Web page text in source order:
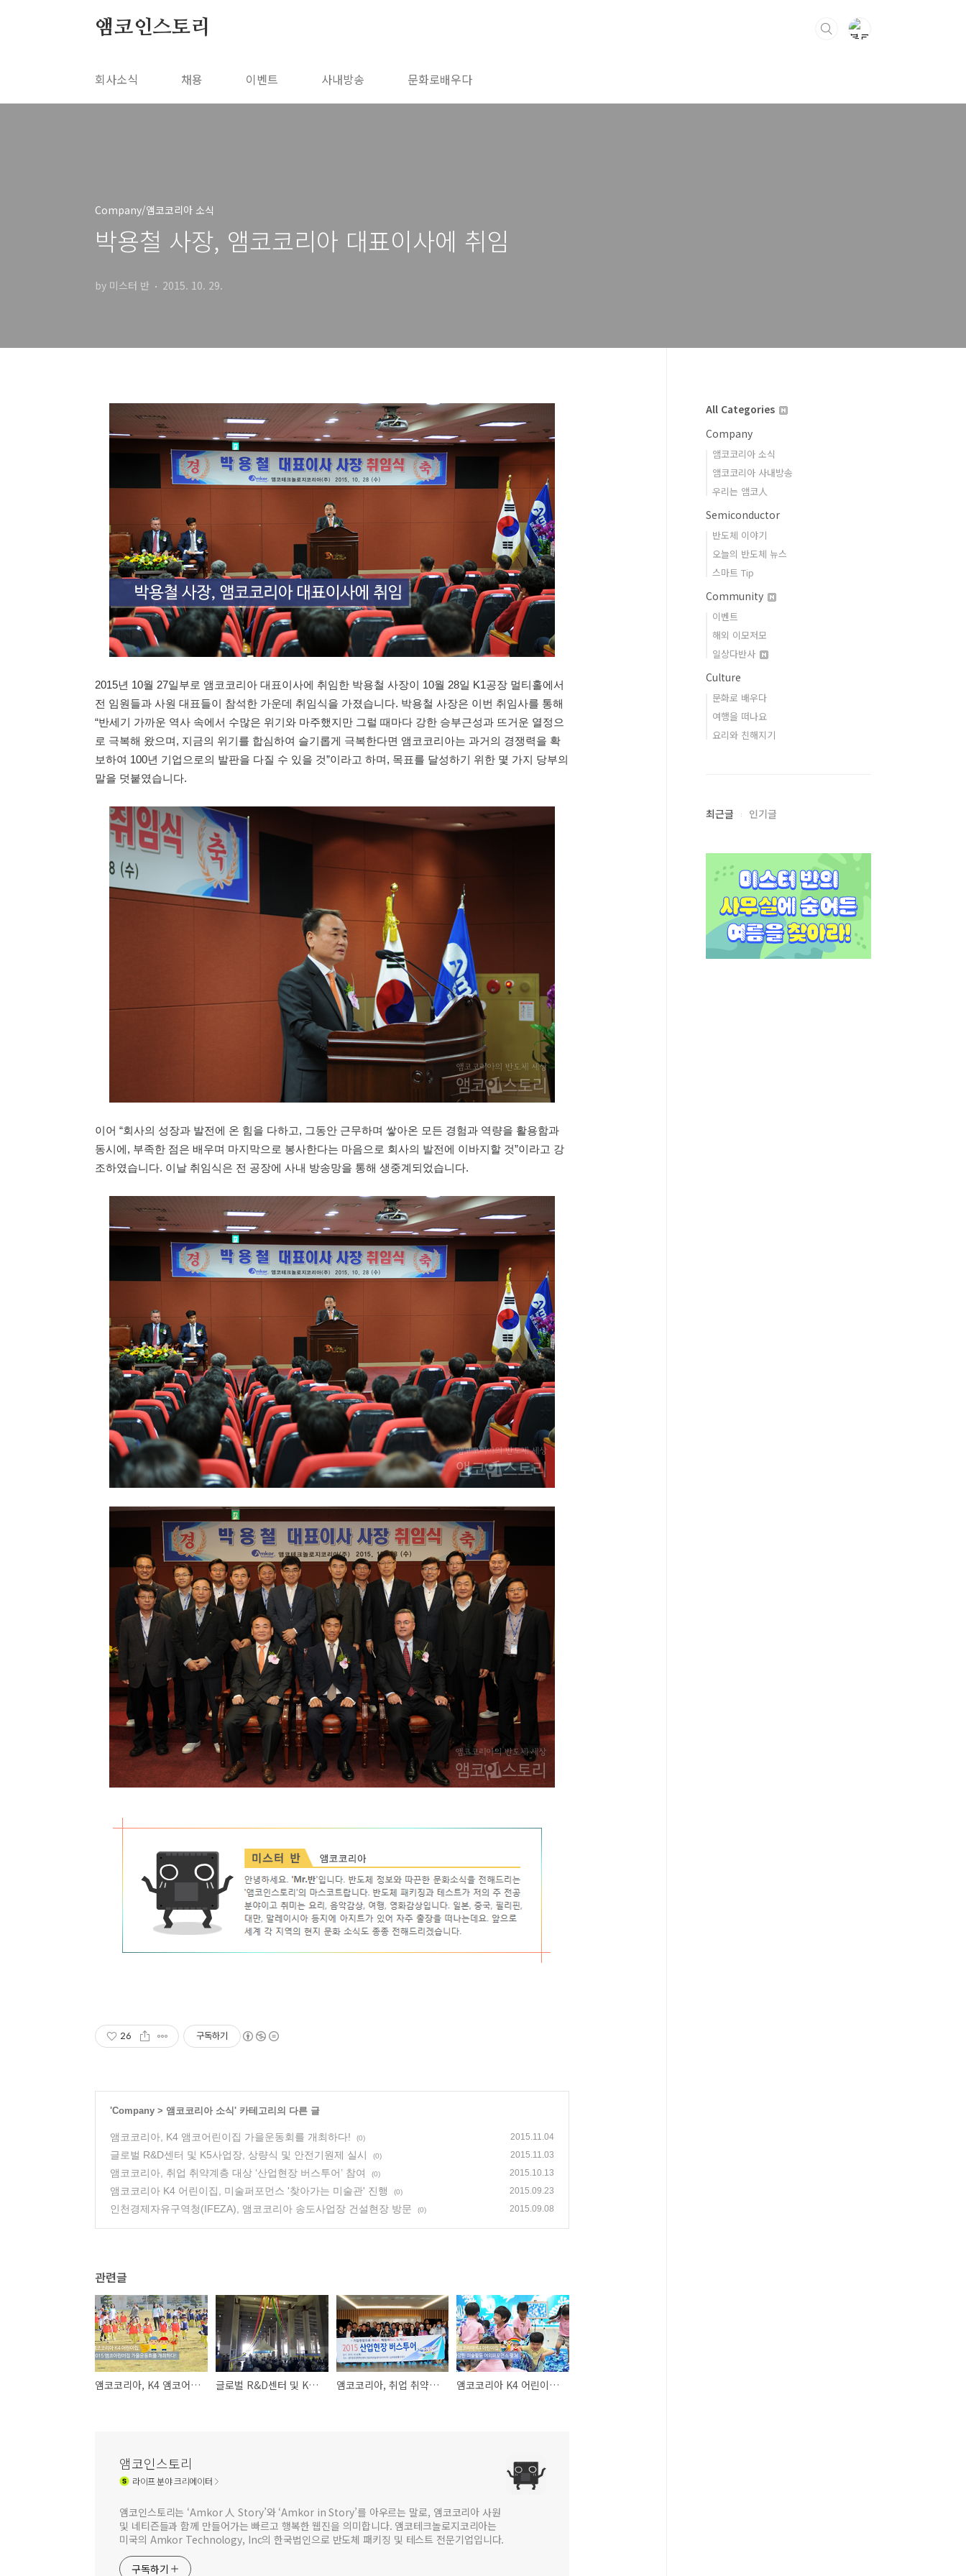
앰코인스토리
회사소식 채용 이벤트 사내방송 문화로배우다
Company/앰코코리아 소식
박용철 사장, 앰코코리아 대표이사에 취임
by 미스터 반 2015. 10. 29.
2015년 10월 27일부로 앰코코리아 대표이사에 취임한 박용철 사장이 10월 28일 K1공장 멀티홀에서
전 임원들과 사원 대표들이 참석한 가운데 취임식을 가졌습니다. 박용철 사장은 이번 취임사를 통해
“반세기 가까운 역사 속에서 수많은 위기와 마주했지만 그럴 때마다 강한 승부근성과 뜨거운 열정으
로 극복해 왔으며, 지금의 위기를 합심하여 슬기롭게 극복한다면 앰코코리아는 과거의 경쟁력을 확
보하여 100년 기업으로의 발판을 다질 수 있을 것”이라고 하며, 목표를 달성하기 위한 몇 가지 당부의
말을 덧붙였습니다.
이어 “회사의 성장과 발전에 온 힘을 다하고, 그동안 근무하며 쌓아온 모든 경험과 역량을 활용함과
동시에, 부족한 점은 배우며 마지막으로 봉사한다는 마음으로 회사의 발전에 이바지할 것”이라고 강
조하였습니다. 이날 취임식은 전 공장에 사내 방송망을 통해 생중계되었습니다.
26 구독하기
'Company > 앰코코리아 소식' 카테고리의 다른 글
앰코코리아, K4 앰코어린이집 가을운동회를 개최하다! (0) 2015.11.04
글로벌 R&D센터 및 K5사업장, 상량식 및 안전기원제 실시 (0) 2015.11.03
앰코코리아, 취업 취약계층 대상 ‘산업현장 버스투어’ 참여 (0) 2015.10.13
앰코코리아 K4 어린이집, 미술퍼포먼스 '찾아가는 미술관' 진행 (0) 2015.09.23
인천경제자유구역청(IFEZA), 앰코코리아 송도사업장 건설현장 방문 (0) 2015.09.08
관련글
앰코코리아, K4 앰코어린이집 가을운동회를 개최하다! 글로벌 R&D센터 및 K5사업장, 상량식 및 안전기원제 실시 앰코코리아, 취업 취약계층 대상 ‘산업현장 버스투어’ 참여 앰코코리아 K4 어린이집, 미술퍼포먼스 '찾아가는 미술관' 진행
앰코인스토리
라이프분야 크리에이터
앰코인스토리는 ‘Amkor 人 Story’와 ‘Amkor in Story’를 아우르는 말로, 앰코코리아 사원
및 네티즌들과 함께 만들어가는 빠르고 행복한 웹진을 의미합니다. 앰코테크놀로지코리아는
미국의 Amkor Technology, Inc의 한국법인으로 반도체 패키징 및 테스트 전문기업입니다.
구독하기
All Categories
Company
앰코코리아 소식
앰코코리아 사내방송
우리는 앰코人
Semiconductor
반도체 이야기
오늘의 반도체 뉴스
스마트 Tip
Community
이벤트
해외 이모저모
일상다반사
Culture
문화로 배우다
여행을 떠나요
요리와 친해지기
최근글 인기글